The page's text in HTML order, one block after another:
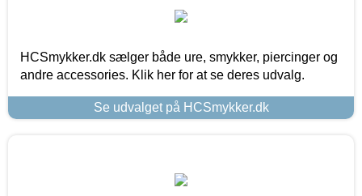
HCSmykker.dk sælger både ure, smykker, piercinger og
andre accessories. Klik her for at se deres udvalg.
Se udvalget på HCSmykker.dk